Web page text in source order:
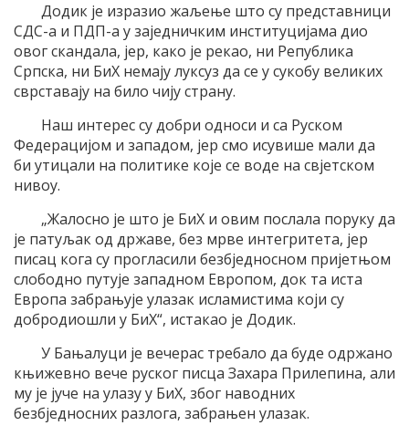
Додик је изразио жаљење што су представници
СДС-а и ПДП-а у заједничким институцијама дио
овог скандала, јер, како је рекао, ни Република
Српска, ни БиХ немају луксуз да се у сукобу великих
сврставају на било чију страну.
Наш интерес су добри односи и са Руском
Федерацијом и западом, јер смо исувише мали да
би утицали на политике које се воде на свјетском
нивоу.
„Жалосно је што је БиХ и овим послала поруку да
је патуљак од државе, без мрве интегритета, јер
писац кога су прогласили безбједносном пријетњом
слободно путује западном Европом, док та иста
Европа забрањује улазак исламистима који су
добродиошли у БиХ“, истакао је Додик.
У Бањалуци је вечерас требало да буде одржано
књижевно вече руског писца Захара Прилепина, али
му је јуче на улазу у БиХ, због наводних
безбједносних разлога, забрањен улазак.